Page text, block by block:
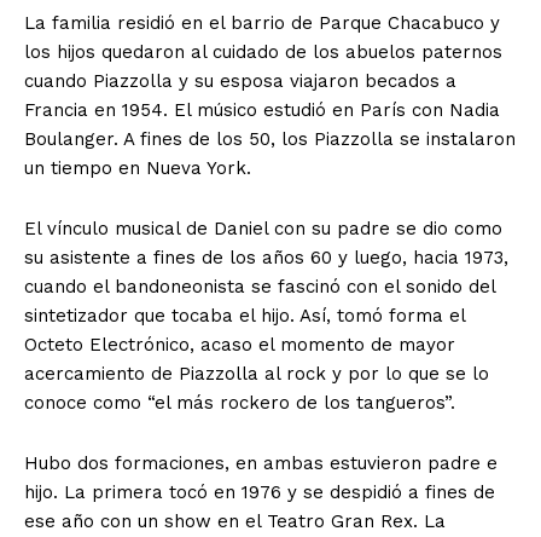
La familia residió en el barrio de Parque Chacabuco y
los hijos quedaron al cuidado de los abuelos paternos
cuando Piazzolla y su esposa viajaron becados a
Francia en 1954. El músico estudió en París con Nadia
Boulanger. A fines de los 50, los Piazzolla se instalaron
un tiempo en Nueva York.
El vínculo musical de Daniel con su padre se dio como
su asistente a fines de los años 60 y luego, hacia 1973,
cuando el bandoneonista se fascinó con el sonido del
sintetizador que tocaba el hijo. Así, tomó forma el
Octeto Electrónico, acaso el momento de mayor
acercamiento de Piazzolla al rock y por lo que se lo
conoce como “el más rockero de los tangueros”.
Hubo dos formaciones, en ambas estuvieron padre e
hijo. La primera tocó en 1976 y se despidió a fines de
ese año con un show en el Teatro Gran Rex. La